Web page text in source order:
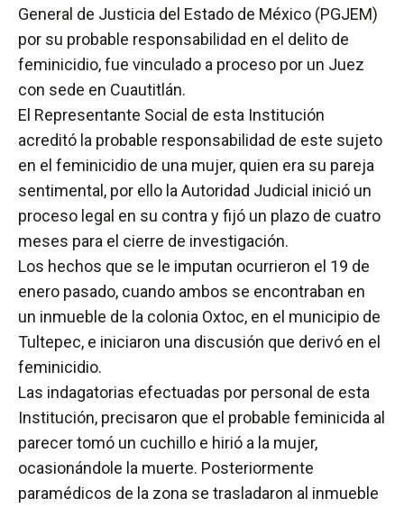
General de Justicia del Estado de México (PGJEM)
por su probable responsabilidad en el delito de
feminicidio, fue vinculado a proceso por un Juez
con sede en Cuautitlán.
El Representante Social de esta Institución
acreditó la probable responsabilidad de este sujeto
en el feminicidio de una mujer, quien era su pareja
sentimental, por ello la Autoridad Judicial inició un
proceso legal en su contra y fijó un plazo de cuatro
meses para el cierre de investigación.
Los hechos que se le imputan ocurrieron el 19 de
enero pasado, cuando ambos se encontraban en
un inmueble de la colonia Oxtoc, en el municipio de
Tultepec, e iniciaron una discusión que derivó en el
feminicidio.
Las indagatorias efectuadas por personal de esta
Institución, precisaron que el probable feminicida al
parecer tomó un cuchillo e hirió a la mujer,
ocasionándole la muerte. Posteriormente
paramédicos de la zona se trasladaron al inmueble